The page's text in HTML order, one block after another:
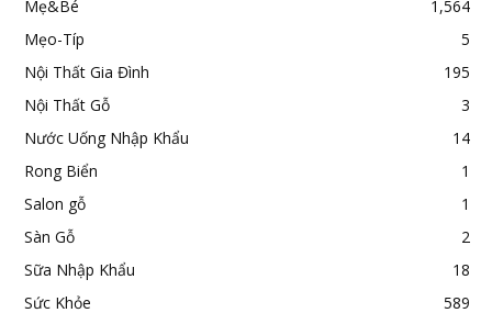
Mẹ&Bé
1,564
Mẹo-Típ
5
Nội Thất Gia Đình
195
Nội Thất Gỗ
3
Nước Uống Nhập Khẩu
14
Rong Biển
1
Salon gỗ
1
Sàn Gỗ
2
Sữa Nhập Khẩu
18
Sức Khỏe
589